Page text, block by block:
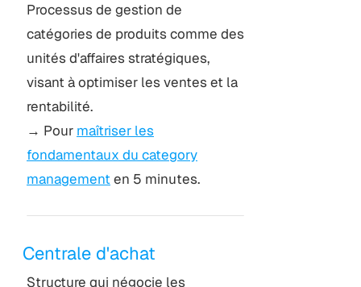
Processus de gestion de
catégories de produits comme des
unités d'affaires stratégiques,
visant à optimiser les ventes et la
rentabilité.
→ Pour maîtriser les
fondamentaux du category
managementen 5 minutes.
Centrale d'achat
Structure qui négocie les